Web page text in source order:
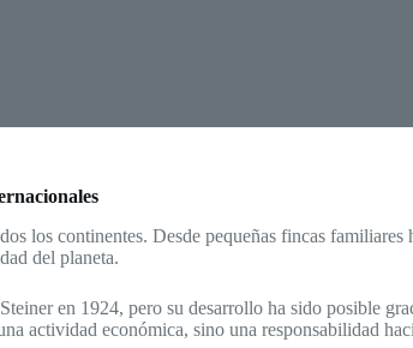
los continentes. Desde pequeñas fincas
del planeta.
en 1924, pero su desarrollo ha sido posible
actividad económica, sino una responsabilidad